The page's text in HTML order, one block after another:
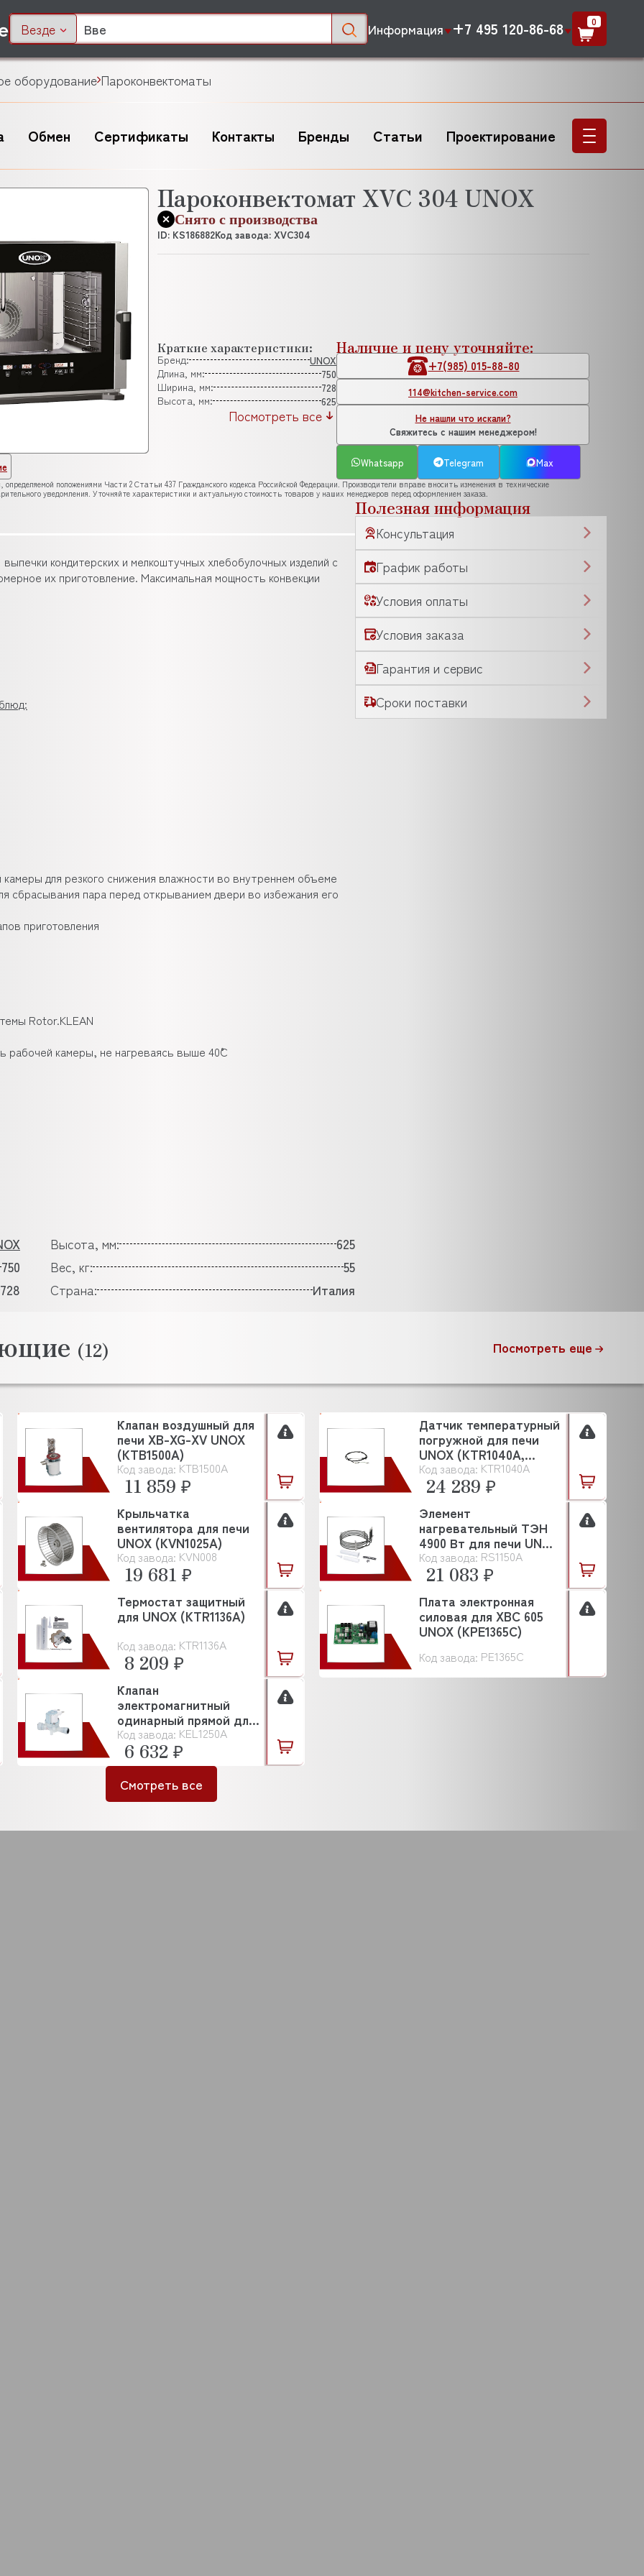
Везде Информация +7 495 120-86-68 0
оборудование Пароконвектоматы
Обмен Сертификаты Контакты Бренды Статьи Проектирование
Пароконвектомат XVC 304 UNOX
Снято с производства
ID: KS186882Код завода: XVC304
Краткие характеристики:
Бренд:
UNOX
Длина, мм:
750
Ширина, мм:
728
Высота, мм:
625
Посмотреть все
Наличие и цену уточняйте:
+7(985) 015-88-80
114@kitchen-service.com
Не нашли что искали?
Свяжитесь с нашим менеджером!
Whatsapp Telegram Max
положениями Части 2 Статьи 437 Гражданского кодекса Российской Федерации. Производители вправе вносить изменения в технические
уведомления. Уточняйте характеристики и актуальную стоимость товаров у наших менеджеров перед оформлением заказа.
кондитерских и мелкоштучных хлебобулочных изделий с
их приготовление. Максимальная мощность конвекции
для резкого снижения влажности во внутреннем объеме
сбрасывания пара перед открыванием двери во избежания его
приготовления
Rotor.KLEAN
камеры, не нагреваясь выше 40˚С
Высота, мм:
625
750 Вес, кг:
55
728 Страна: Италия
Полезная информация
Консультация
График работы
Условия оплаты
Условия заказа
Гарантия и сервис
Сроки поставки
(12) Посмотреть еще
Код завода: KTB1500A
Клапан воздушный для
печи XB-XG-XV UNOX
(KTB1500A)
11 859 ₽
Код завода: KTR1040A
Датчик температурный
погружной для печи
UNOX (KTR1040A,
TR1040)
24 289 ₽
Код завода: KVN008
Крыльчатка
вентилятора для печи
UNOX (KVN1025A)
19 681 ₽
Код завода: RS1150A
Элемент
нагревательный ТЭН
4900 Вт для печи UNOX
(RS1150A)
21 083 ₽
Код завода: KTR1136A
Термостат защитный
для UNOX (KTR1136A)
8 209 ₽ Код завода: PE1365C
Плата электронная
силовая для XBC 605
UNOX (KPE1365C)
Код завода: KEL1250A
Клапан
электромагнитный
одинарный прямой для
UNOX (KEL1250A)
6 632 ₽
Смотреть все